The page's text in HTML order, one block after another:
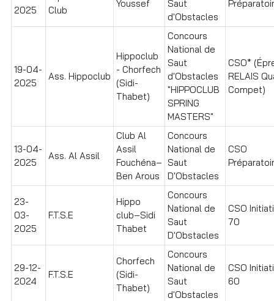
2025
Club
Youssef
Saut
d'Obstacles
19-04-
2025
Ass. Hippoclub
Hippoclub
- Chorfech
(Sidi-
Thabet)
Concours
National de
Saut
d'Obstacles
"HIPPOCLUB
SPRING
MASTERS"
CSO*
RELAIS
Compet)
13-04-
2025
Ass. Al Assil
Club Al
Assil
Fouchéna–
Ben Arous
Concours
National de
Saut
D'Obstacles
CSO
23-
03-
2025
F.T.S.E
Hippo
club–Sidi
Thabet
Concours
National de
Saut
D'Obstacles
CSO
70
29-12-
2024
F.T.S.E
Chorfech
(Sidi-
Thabet)
Concours
National de
Saut
d'Obstacles
CSO
60